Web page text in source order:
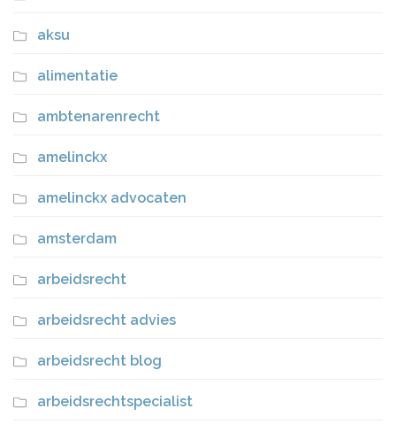
aksu
alimentatie
ambtenarenrecht
amelinckx
amelinckx advocaten
amsterdam
arbeidsrecht
arbeidsrecht advies
arbeidsrecht blog
arbeidsrechtspecialist